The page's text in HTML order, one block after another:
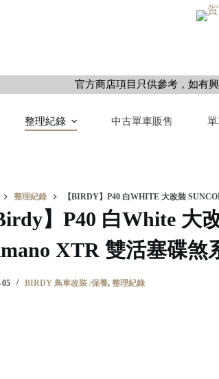
官方商店項目只供參考，如有
整理紀錄 中古單車販售
整理紀錄 【BIRDY】P40 白WHITE 大改裝
】P40 白White 大
XTR 雙活塞碟煞
05 BIRDY 鳥車改裝 /保養, 整理紀錄